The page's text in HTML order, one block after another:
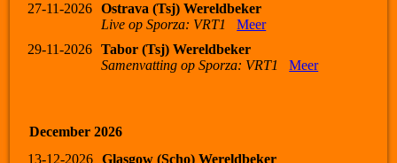
27-11-2026
Ostrava (Tsj) Wereldbeker
Live op Sporza: VRT1
Meer
29-11-2026
Tabor (Tsj) Wereldbeker
Samenvatting op Sporza: VRT1
Meer
December 2026
13-12-2026
Glasgow (Scho) Wereldbeker